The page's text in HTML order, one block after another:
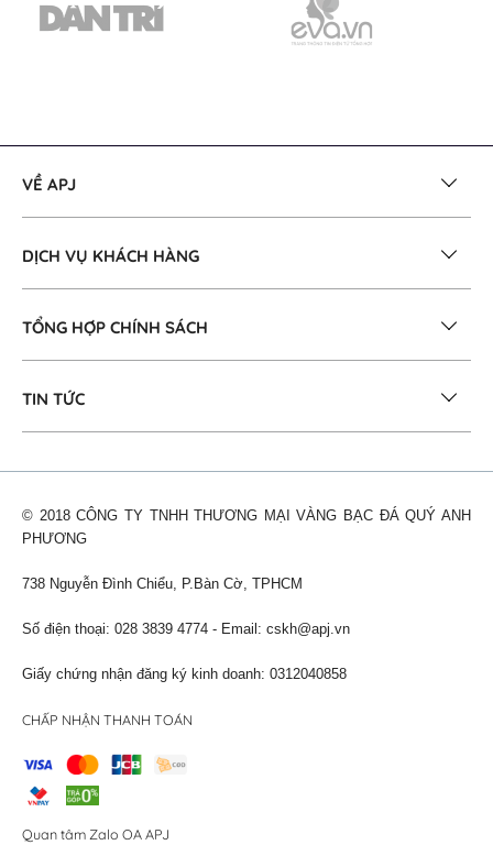
VỀ APJ
DỊCH VỤ KHÁCH HÀNG
TỔNG HỢP CHÍNH SÁCH
TIN TỨC
© 2018 CÔNG TY TNHH THƯƠNG MẠI VÀNG BẠC ĐÁ QUÝ ANH
PHƯƠNG
738 Nguyễn Đình Chiểu, P.Bàn Cờ, TPHCM
Số điện thoại: 028 3839 4774 - Email: cskh@apj.vn
Giấy chứng nhận đăng ký kinh doanh: 0312040858
CHẤP NHẬN THANH TOÁN
Quan tâm Zalo OA APJ